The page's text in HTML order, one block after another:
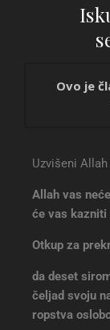
Ovo je
Iskup
Uzvišeni
Allah vas
će vas kazniti
Otkup za
da deset
čeljad svoju
ropstva